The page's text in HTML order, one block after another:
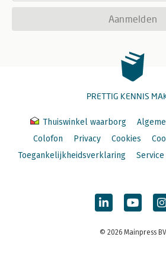
Aanmelden
PRETTIG KENNIS
Thuiswinkel waarborg
Colofon
Privacy Cookies
Toegankelijkheidsverklaring
© 2026 Mainpress BV